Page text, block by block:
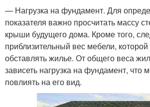
— Нагрузка на фундамент. Для
показателя важно просчитать массу
крыши будущего дома. Кроме того,
приблизительный вес мебели,
обставлять жилье. От общего веса
зависеть нагрузка на фундамент, что
повлиять на его вид.